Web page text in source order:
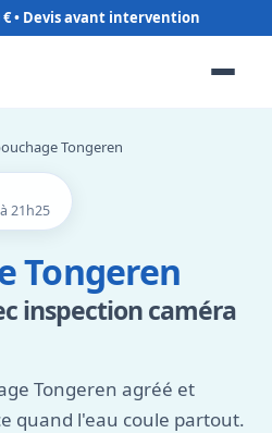
Tongeren
21h25
Tongeren
inspection caméra
Tongeren agréé et
quand l'eau coule partout.